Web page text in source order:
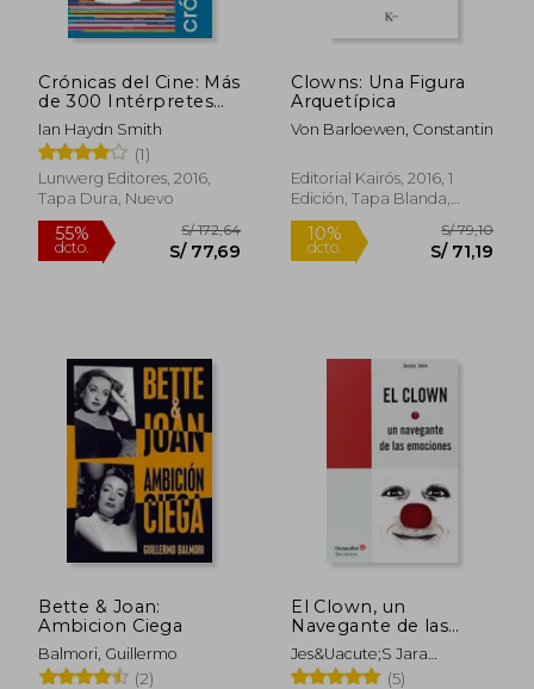
55%
dcto. S/ 122,46
Crónicas del Cine: Más
de 300 Intérpretes
Internacionales que
han Hecho Historia
(Crónicas Ilustradas)
Ian Haydn Smith
(1)
Lunwerg Editores, 2016,
Tapa Dura, Nuevo
Clowns: Una Figura
Arquetípica
Von Barloewen, Constantin
Editorial Kairós, 2016, 1
Edición, Tapa Blanda,
Nuevo
Bette & Joan:
Ambicion Ciega
Balmori, Guillermo
(2)
El Clown, un
Navegante de las
Emociones
Jes&Uacute;S Jara
Fern&Aacute;Ndez
(5)